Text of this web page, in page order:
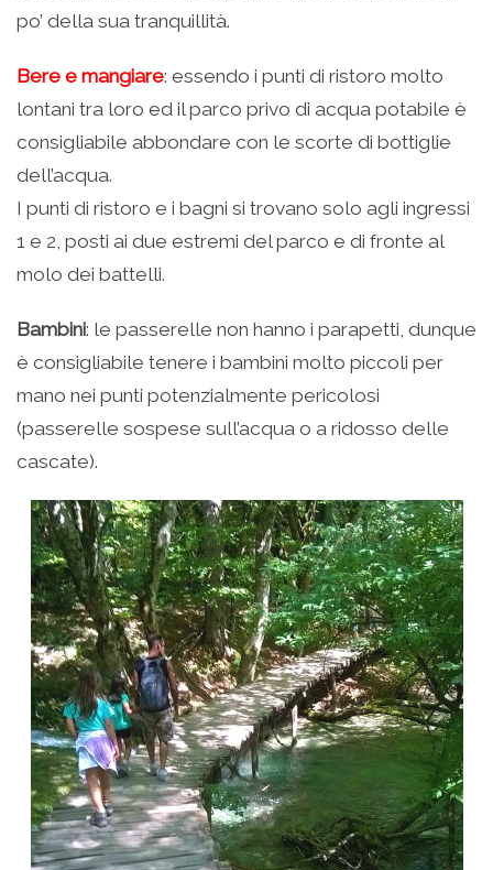
po’ della sua tranquillità.
Bere e mangiare: essendo i punti di ristoro molto
lontani tra loro ed il parco privo di acqua potabile è
consigliabile abbondare con le scorte di bottiglie
dell’acqua.
I punti di ristoro e i bagni si trovano solo agli ingressi
1 e 2, posti ai due estremi del parco e di fronte al
molo dei battelli.
Bambini: le passerelle non hanno i parapetti, dunque
è consigliabile tenere i bambini molto piccoli per
mano nei punti potenzialmente pericolosi
(passerelle sospese sull’acqua o a ridosso delle
cascate).